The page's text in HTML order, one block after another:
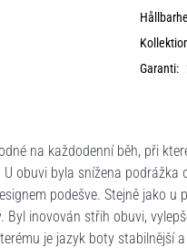
Garanti:
na každodenní běh, při
obuvi byla snížena
podešve. Stejně jako
inovován střih obuvi,
je jazyk boty stabilnější